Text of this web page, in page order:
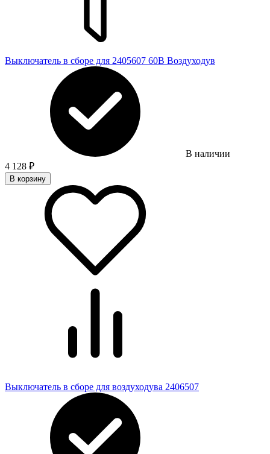
Выключатель в сборе для 2405607 60В Воздуходув
В наличии
4 128 ₽
В корзину
Выключатель в сборе для воздуходува 2406507